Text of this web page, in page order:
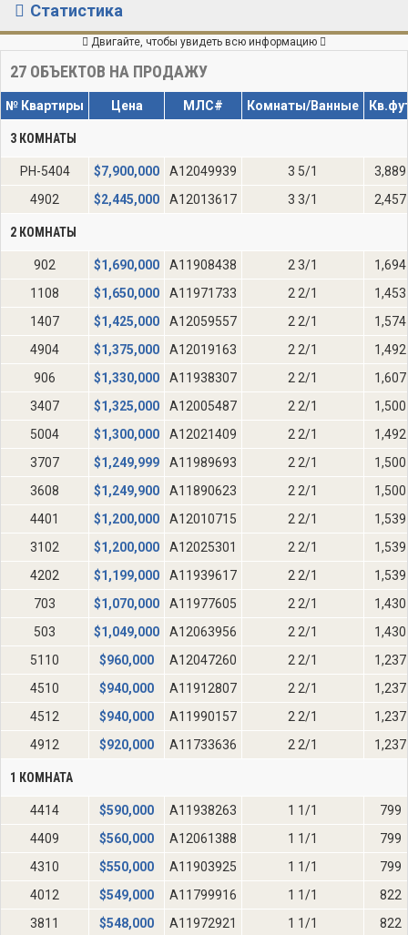
Статистика
Двигайте, чтобы увидеть всю информацию
27 ОБЪЕКТОВ НА ПРОДАЖУ
№ Квартиры Цена МЛС# Комнаты/Ванные
3 КОМНАТЫ
PH-5404 $7,900,000 A12049939 3 5/1
3,889
4902
$2,445,000 A12013617 3 3/1 2,457
2 КОМНАТЫ
902 $1,690,000 A11908438 2 3/1
1,694
1108
$1,650,000 A11971733 2 2/1
1,453
1407
$1,425,000 A12059557 2 2/1
1,574
4904
$1,375,000 A12019163 2 2/1
1,492
906
$1,330,000 A11938307 2 2/1
1,607
3407
$1,325,000 A12005487 2 2/1
1,500
5004
$1,300,000 A12021409 2 2/1
1,492
3707
$1,249,999 A11989693 2 2/1
1,500
3608
$1,249,900 A11890623 2 2/1
1,500
4401
$1,200,000 A12010715 2 2/1
1,539
3102
$1,200,000 A12025301 2 2/1
1,539
4202
$1,199,000 A11939617 2 2/1
1,539
703
$1,070,000 A11977605 2 2/1
1,430
503
$1,049,000 A12063956 2 2/1
1,430
5110
$960,000 A12047260 2 2/1
1,237
4510
$940,000 A11912807 2 2/1
1,237
4512
$940,000 A11990157 2 2/1
1,237
4912
$920,000 A11733636 2 2/1 1,237
1 КОМНАТА
4414 $590,000 A11938263 1 1/1
799
4409
$560,000 A12061388 1 1/1
799
4310
$550,000 A11903925 1 1/1
799
4012
$549,000 A11799916 1 1/1
822
3811
$548,000 A11972921 1 1/1 822